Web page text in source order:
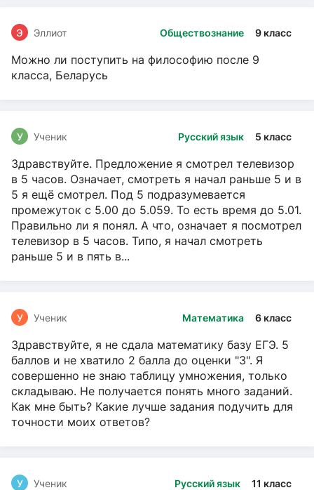
Обществознание 9 класс
Э Эллиот
Можно ли поступить на философию после 9
класса, Беларусь
Русский язык 5 класс
У Ученик
Здравствуйте. Предложение я смотрел телевизор
в 5 часов. Означает, смотреть я начал раньше 5 и в
5 я ещё смотрел. Под 5 подразумевается
промежуток с 5.00 до 5.059. То есть время до 5.01.
Правильно ли я понял. А что, означает я посмотрел
телевизор в 5 часов. Типо, я начал смотреть
раньше 5 и в пять в...
Математика 6 класс
У Ученик
Здравствуйте, я не сдала математику базу ЕГЭ. 5
баллов и не хватило 2 балла до оценки "3". Я
совершенно не знаю таблицу умножения, только
складываю. Не получается понять много заданий.
Как мне быть? Какие лучше задания подучить для
точности моих ответов?
Русский язык 11 класс
У Ученик